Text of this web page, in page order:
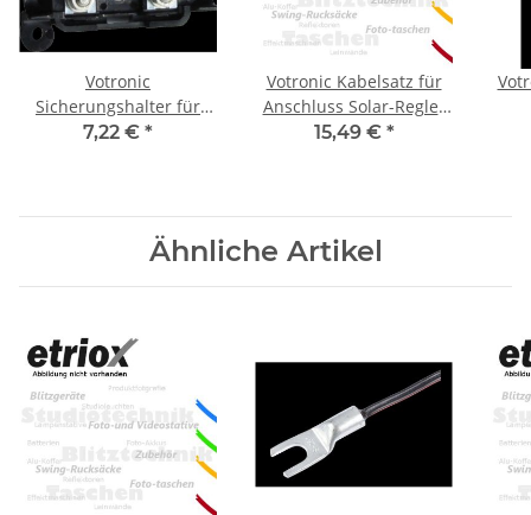
Votronic
Sicherungshalter für
Streifensicherung
7,22 € *
Votronic Kabelsatz für
Anschluss Solar-Regler
an EBL
15,49 € *
Ähnliche Artikel